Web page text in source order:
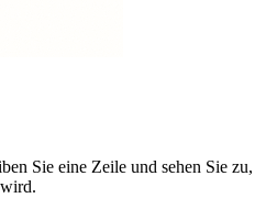
Sie eine Zeile und sehen Sie zu,